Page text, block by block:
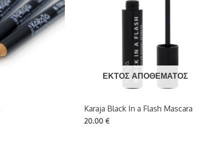
ΕΚΤΌΣ ΑΠΟΘΈΜΑΤΟΣ
Karaja Black In a Flash Mascara
20.00 €